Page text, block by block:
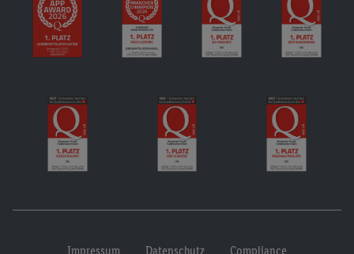
Impressum Datenschutz Compliance